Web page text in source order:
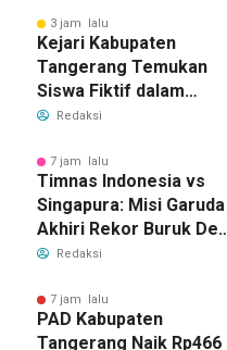
3 jam lalu
Kejari Kabupaten
Tangerang Temukan
Siswa Fiktif dalam
Penyidikan Dana BOP
Redaksi
7 jam lalu
Timnas Indonesia vs
Singapura: Misi Garuda
Akhiri Rekor Buruk
Tiket Semifinal Piala
Redaksi
7 jam lalu
PAD Kabupaten
Tangerang Naik Rp466